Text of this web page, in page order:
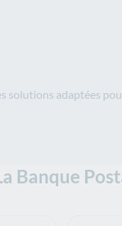
solutions adaptées
Banque